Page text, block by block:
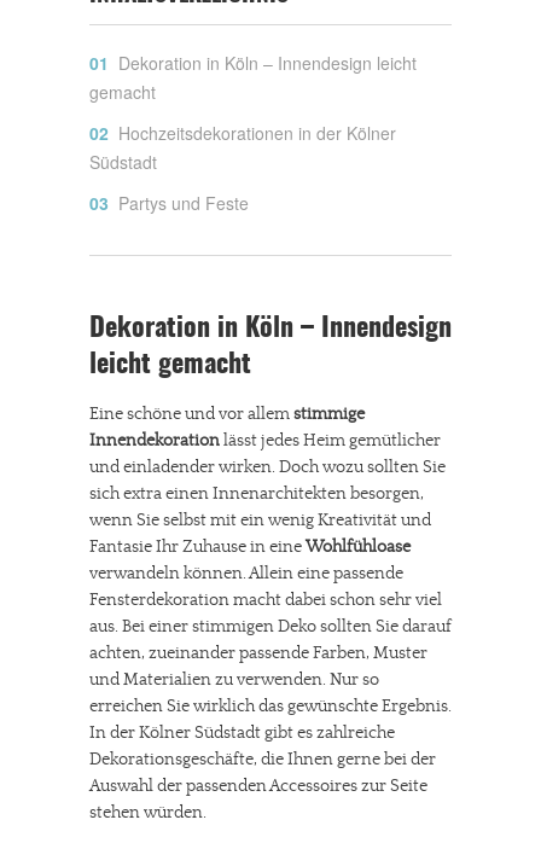
Dekoration in Köln – Innendesign leicht
gemacht
Hochzeitsdekorationen in der Kölner
Südstadt
Partys und Feste
Dekoration in Köln – Innendesign
leicht gemacht
Eine schöne und vor allemstimmige
Innendekorationlässt jedes Heim gemütlicher
und einladender wirken. Doch wozu sollten Sie
sich extra einen Innenarchitekten besorgen,
wenn Sie selbst mit ein wenig Kreativität und
Fantasie Ihr Zuhause in eineWohlfühloase
verwandeln können. Allein eine passende
Fensterdekoration macht dabei schon sehr viel
aus. Bei einer stimmigen Deko sollten Sie darauf
achten, zueinander passende Farben, Muster
und Materialien zu verwenden. Nur so
erreichen Sie wirklich das gewünschte Ergebnis.
In der Kölner Südstadt gibt es zahlreiche
Dekorationsgeschäfte, die Ihnen gerne bei der
Auswahl der passenden Accessoires zur Seite
stehen würden.